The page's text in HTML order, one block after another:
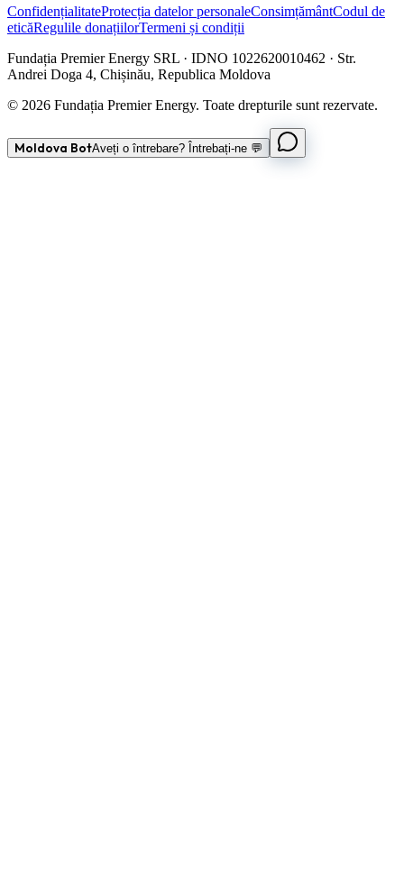
ConfidențialitateProtecția datelor personaleConsimțământCodul de
eticăRegulile donațiilorTermeni și condiții
Fundația Premier Energy SRL · IDNO 1022620010462 · Str.
Andrei Doga 4, Chișinău, Republica Moldova
© 2026 Fundația Premier Energy. Toate drepturile sunt rezervate.
Moldova BotAveți o întrebare? Întrebați-ne 💬